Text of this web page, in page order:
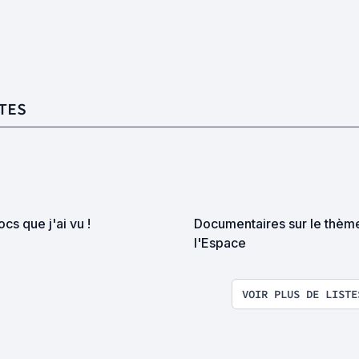
que j'ai vu !
Documentaires sur le
l'Espace
VOIR PLUS DE